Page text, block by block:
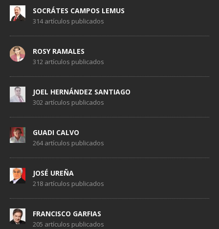
SOCRÁTES CAMPOS LEMUS
314 artículos publicados
ROSY RAMALES
312 artículos publicados
JOEL HERNÁNDEZ SANTIAGO
302 artículos publicados
GUADI CALVO
264 artículos publicados
JOSÉ UREÑA
218 artículos publicados
FRANCISCO GARFIAS
205 artículos publicados